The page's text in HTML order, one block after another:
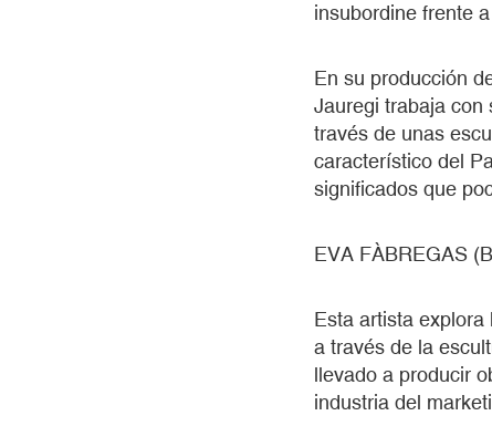
insubordine frente
En su producción
Jauregi trabaja con
través de unas
característico del
significados que
EVA FÀBREGAS
Esta artista
a través de la
llevado a producir
industria del